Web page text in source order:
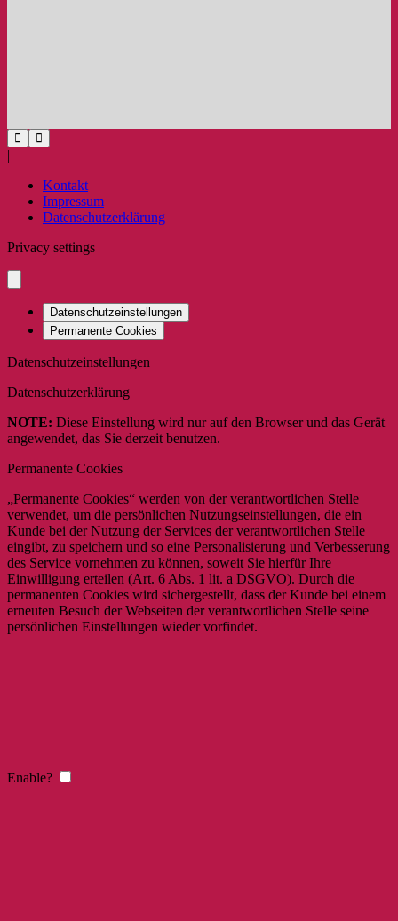
|
Kontakt
Impressum
Datenschutzerklärung
Privacy settings
Datenschutzeinstellungen
Permanente Cookies
Datenschutzeinstellungen
Datenschutzerklärung
NOTE: Diese Einstellung wird nur auf den Browser und das Gerät
angewendet, das Sie derzeit benutzen.
Permanente Cookies
„Permanente Cookies“ werden von der verantwortlichen Stelle
verwendet, um die persönlichen Nutzungseinstellungen, die ein
Kunde bei der Nutzung der Services der verantwortlichen Stelle
eingibt, zu speichern und so eine Personalisierung und Verbesserung
des Service vornehmen zu können, soweit Sie hierfür Ihre
Einwilligung erteilen (Art. 6 Abs. 1 lit. a DSGVO). Durch die
permanenten Cookies wird sichergestellt, dass der Kunde bei einem
erneuten Besuch der Webseiten der verantwortlichen Stelle seine
persönlichen Einstellungen wieder vorfindet.
Enable?